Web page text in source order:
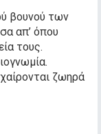
βουνού των
απ’ όπου
τους.
ζωηρά